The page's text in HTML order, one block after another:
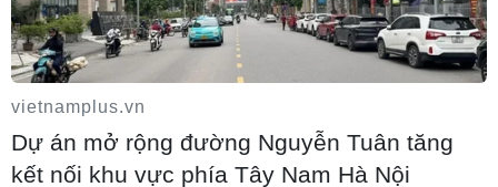
Mưa dông khiến hàng chục chuyến bay
tới Nội Bài không thể hạ cánh
06/08/2026 04:37
vietnamplus.vn
Dự án mở rộng đường Nguyễn Tuân tăng
kết nối khu vực phía Tây Nam Hà Nội